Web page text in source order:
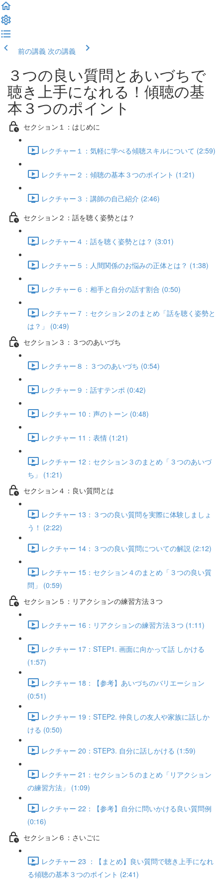
前の講義 次の講義
３つの良い質問とあいづちで
聴き上手になれる！傾聴の基
本３つのポイント
セクション１：はじめに
レクチャー１：気軽に学べる傾聴スキルについて (2:59)
レクチャー２：傾聴の基本３つのポイント (1:21)
レクチャー３：講師の自己紹介 (2:46)
セクション２：話を聴く姿勢とは？
レクチャー４：話を聴く姿勢とは？ (3:01)
レクチャー５：人間関係のお悩みの正体とは？ (1:38)
レクチャー６：相手と自分の話す割合 (0:50)
レクチャー７：セクション２のまとめ「話を聴く姿勢と
は？」 (0:49)
セクション３：３つのあいづち
レクチャー８：３つのあいづち (0:54)
レクチャー９：話すテンポ (0:42)
レクチャー 10：声のトーン (0:48)
レクチャー 11：表情 (1:21)
レクチャー 12：セクション３のまとめ「３つのあいづ
ち」 (1:21)
セクション４：良い質問とは
レクチャー 13：３つの良い質問を実際に体験しましょ
う！ (2:22)
レクチャー 14：３つの良い質問についての解説 (2:12)
レクチャー 15：セクション４のまとめ「３つの良い質
問」 (0:59)
セクション５：リアクションの練習方法３つ
レクチャー 16：リアクションの練習方法３つ (1:11)
レクチャー 17：STEP1. 画面に向かって話 しかける
(1:57)
レクチャー 18：【参考】あいづちのバリエーション
(0:51)
レクチャー 19：STEP2. 仲良しの友人や家族に話しか
ける (0:50)
レクチャー 20：STEP3. 自分に話しかける (1:59)
レクチャー 21：セクション５のまとめ「リアクション
の練習方法」 (1:09)
レクチャー 22：【参考】自分に問いかける良い質問例
(0:16)
セクション６：さいごに
レクチャー 23 ：【まとめ】良い質問で聴き上手になれ
る傾聴の基本３つのポイント (2:41)